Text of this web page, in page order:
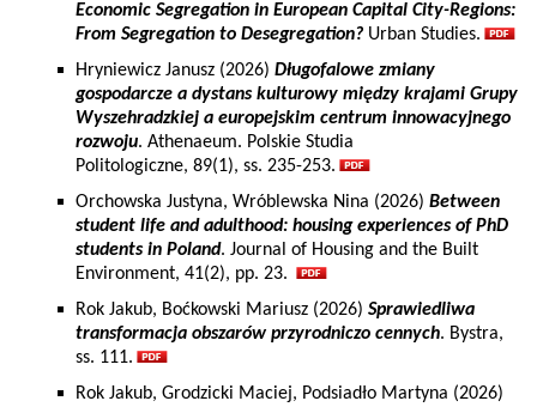
Economic Segregation in European Capital City-Regions:
From Segregation to Desegregation? Urban Studies.
Hryniewicz Janusz (2026) Długofalowe zmiany
gospodarcze a dystans kulturowy między krajami Grupy
Wyszehradzkiej a europejskim centrum innowacyjnego
rozwoju. Athenaeum. Polskie Studia
Politologiczne, 89(1), ss. 235-253.
Orchowska Justyna, Wróblewska Nina (2026) Between
student life and adulthood: housing experiences of PhD
students in Poland. Journal of Housing and the Built
Environment, 41(2), pp. 23.
Rok Jakub, Boćkowski Mariusz (2026) Sprawiedliwa
transformacja obszarów przyrodniczo cennych. Bystra,
ss. 111.
Rok Jakub, Grodzicki Maciej, Podsiadło Martyna (2026)